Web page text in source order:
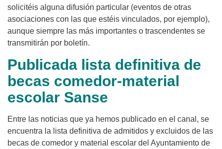
solicitéis alguna difusión particular (eventos de otras
asociaciones con las que estéis vinculados, por ejemplo),
aunque siempre las más importantes o trascendentes se
transmitirán por boletín.
Publicada lista definitiva de
becas comedor-material
escolar Sanse
Entre las noticias que ya hemos publicado en el canal, se
encuentra la lista definitiva de admitidos y excluidos de las
becas de comedor y material escolar del Ayuntamiento de